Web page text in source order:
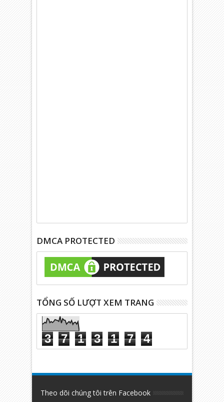
DMCA PROTECTED
TỔNG SỐ LƯỢT XEM TRANG
3 7 1 3 1 7 4
Theo dõi chúng tôi trên Facebook